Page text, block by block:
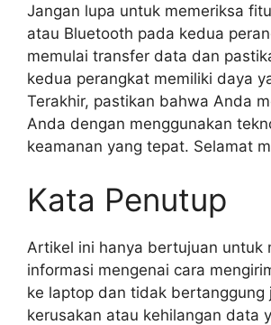
Jangan lupa untuk memeriksa
atau Bluetooth pada kedua
memulai transfer data dan
kedua perangkat memiliki daya
Terakhir, pastikan bahwa Anda
Anda dengan menggunakan
keamanan yang tepat. Selamat
Kata Penutup
Artikel ini hanya bertujuan untuk
informasi mengenai cara
ke laptop dan tidak bertanggung
kerusakan atau kehilangan data